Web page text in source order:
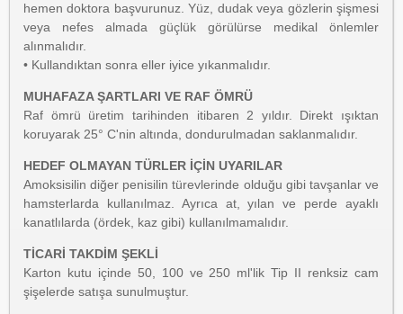
hemen doktora başvurunuz. Yüz, dudak veya gözlerin şişmesi
veya nefes almada güçlük görülürse medikal önlemler
alınmalıdır.
• Kullandıktan sonra eller iyice yıkanmalıdır.
MUHAFAZA ŞARTLARI VE RAF ÖMRÜ
Raf ömrü üretim tarihinden itibaren 2 yıldır. Direkt ışıktan
koruyarak 25° C'nin altında, dondurulmadan saklanmalıdır.
HEDEF OLMAYAN TÜRLER İÇİN UYARILAR
Amoksisilin diğer penisilin türevlerinde olduğu gibi tavşanlar ve
hamsterlarda kullanılmaz. Ayrıca at, yılan ve perde ayaklı
kanatlılarda (ördek, kaz gibi) kullanılmamalıdır.
TİCARİ TAKDİM ŞEKLİ
Karton kutu içinde 50, 100 ve 250 ml'lik Tip II renksiz cam
şişelerde satışa sunulmuştur.